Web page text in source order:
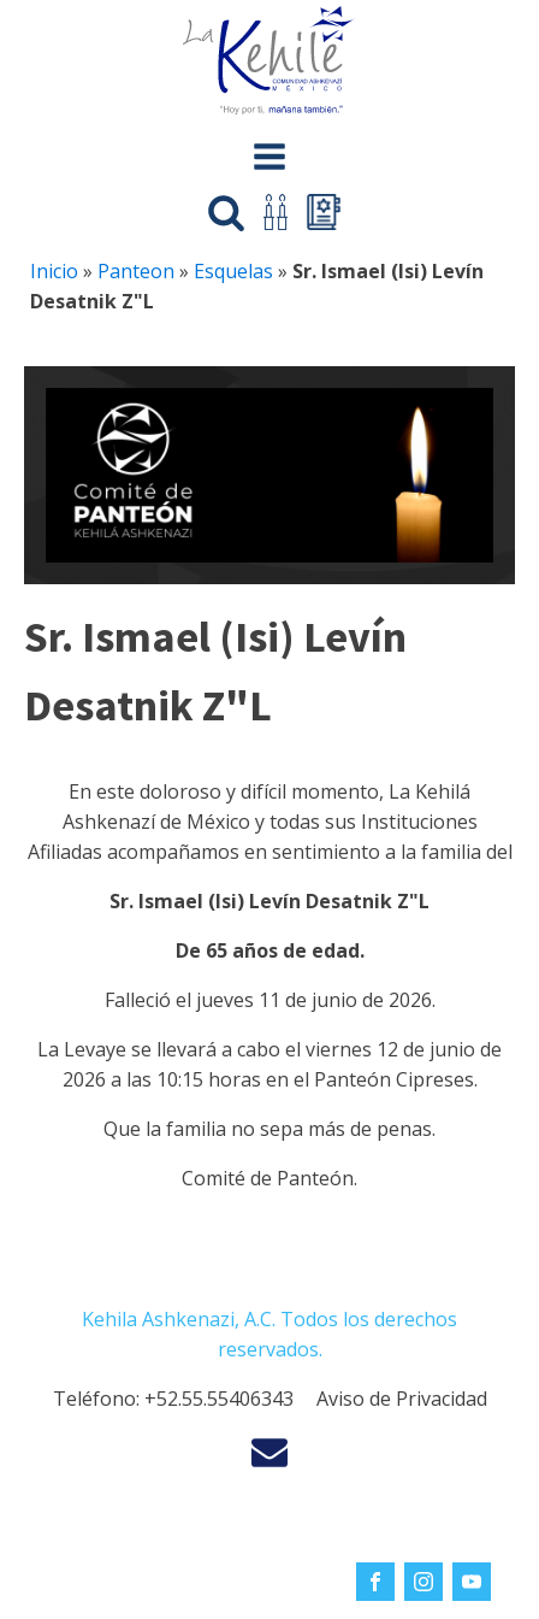
Inicio » Panteon » Esquelas » Sr. Ismael (Isi) Levín
Desatnik Z"L
Sr. Ismael (Isi) Levín
Desatnik Z"L
En este doloroso y difícil momento, La Kehilá
Ashkenazí de México y todas sus Instituciones
Afiliadas acompañamos en sentimiento a la familia del
Sr. Ismael (Isi) Levín Desatnik Z"L
De 65 años de edad.
Falleció el jueves 11 de junio de 2026.
La Levaye se llevará a cabo el viernes 12 de junio de
2026 a las 10:15 horas en el Panteón Cipreses.
Que la familia no sepa más de penas.
Comité de Panteón.
Kehila Ashkenazi, A.C. Todos los derechos
reservados.
Teléfono: +52.55.55406343 Aviso de Privacidad